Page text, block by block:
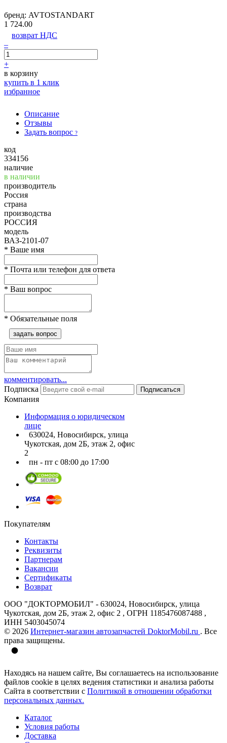
бренд: AVTOSTANDART
1 724.00
возврат НДС
–
+
в корзину
купить в 1 клик
избранное
Описание
Отзывы
Задать вопрос ?
код
334156
наличие
в наличии
производитель
Россия
страна
производства
РОССИЯ
модель
ВАЗ-2101-07
* Ваше имя
* Почта или телефон для ответа
* Ваш вопрос
* Обязательные поля
задать вопрос
комментировать...
Подписка
Подписаться
Компания
Информация о юридическом
лице
630024, Новосибирск, улица
Чукотская, дом 2Б, этаж 2, офис
2
пн - пт с 08:00 до 17:00
Покупателям
Контакты
Реквизиты
Партнерам
Вакансии
Сертификаты
Возврат
ООО "ДОКТОРМОБИЛ" - 630024, Новосибирск, улица
Чукотская, дом 2Б, этаж 2, офис 2 , ОГРН 1185476087488 ,
ИНН 5403045074
© 2026 Интернет-магазин автозапчастей DoktorMobil.ru . Все
права защищены.
Находясь на нашем сайте, Вы соглашаетесь на использование
файлов cookie в целях ведения статистики и анализа работы
Сайта в соответствии с Политикой в отношении обработки
персональных данных.
Каталог
Условия работы
Доставка